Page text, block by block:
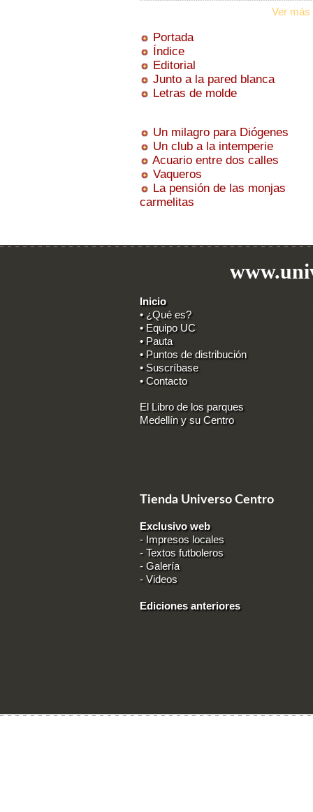
Ver más
Portada
Índice
Editorial
Junto a la pared blanca
Letras de molde
Un milagro para Diógenes
Un club a la intemperie
Acuario entre dos calles
Vaqueros
La pensión de las monjas
carmelitas
Inicio
• ¿Qué es?
• Equipo UC
• Pauta
• Puntos de distribución
• Suscríbase
• Contacto
El Libro de los parques
Medellín y su Centro
Tienda Universo Centro
Exclusivo web
- Impresos locales
- Textos futboleros
-Galería
-Videos
Ediciones anteriores